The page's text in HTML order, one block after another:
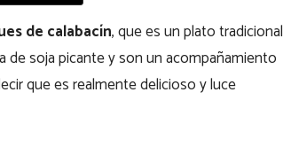
de calabacín, que es un plato tradicional
de soja picante y son un acompañamiento
que es realmente delicioso y luce